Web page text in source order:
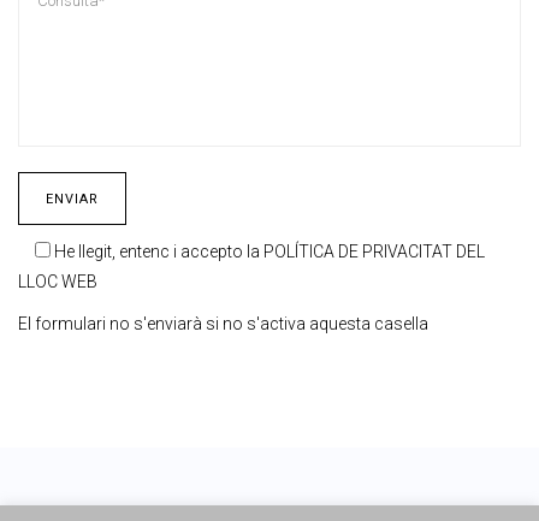
He llegit, entenc i accepto la POLÍTICA DE PRIVACITAT DEL
LLOC WEB
El formulari no s'enviarà si no s'activa aquesta casella